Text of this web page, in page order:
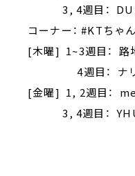
3, 4週目：
コーナー： #KTちゃ
[木曜] 1~3週目： 路
4週目： ナリ
[金曜] 1, 2週目：
3, 4週目：